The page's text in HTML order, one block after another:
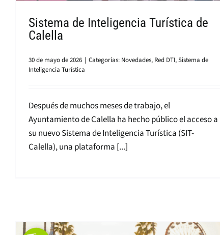
Sistema de Inteligencia Turística de
Calella
30 de mayo de 2026 | Categorías: Novedades, Red DTI,Sistema de
Inteligencia Turística
Después de muchos meses de trabajo, el
Ayuntamiento de Calella ha hecho público el acceso a
su nuevo Sistema de Inteligencia Turística (SIT-
Calella), una plataforma [...]